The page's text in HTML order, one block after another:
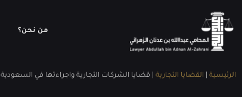
من نحن؟
الرئيسية القضايا التجارية قضايا الشركات التجارية واجراءتها في السعودية 2026